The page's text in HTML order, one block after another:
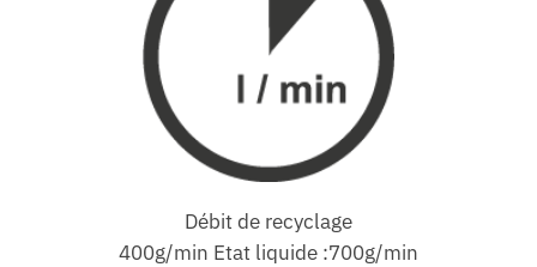
Débit de recyclage
400g/min Etat liquide :700g/min